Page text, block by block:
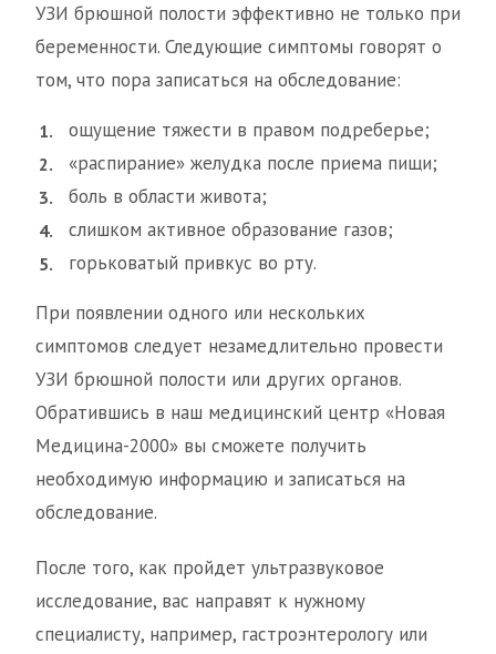
УЗИ брюшной полости эффективно не только при
беременности. Следующие симптомы говорят о
том, что пора записаться на обследование:
ощущение тяжести в правом подреберье;
«распирание» желудка после приема пищи;
боль в области живота;
слишком активное образование газов;
горьковатый привкус во рту.
При появлении одного или нескольких
симптомов следует незамедлительно провести
УЗИ брюшной полости или других органов.
Обратившись в наш медицинский центр «Новая
Медицина-2000» вы сможете получить
необходимую информацию и записаться на
обследование.
После того, как пройдет ультразвуковое
исследование, вас направят к нужному
специалисту, например, гастроэнтерологу или